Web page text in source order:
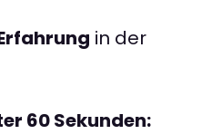
in der
60 Sekunden: